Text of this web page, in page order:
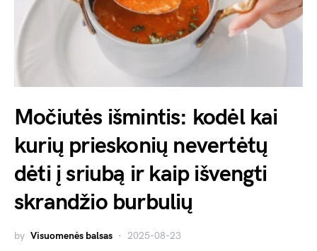
Močiutės išmintis: kodėl kai
kurių prieskonių nevertėtų
dėti į sriubą ir kaip išvengti
skrandžio burbulių
by Visuomenės balsas 2025-08-23